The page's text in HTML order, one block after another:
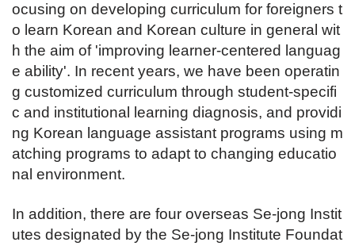
ocusing on developing curriculum for foreigners t
o learn Korean and Korean culture in general wit
h the aim of 'improving learner-centered languag
e ability'. In recent years, we have been operatin
g customized curriculum through student-specifi
c and institutional learning diagnosis, and providi
ng Korean language assistant programs using m
atching programs to adapt to changing educatio
nal environment.
In addition, there are four overseas Se-jong Instit
utes designated by the Se-jong Institute Foundat